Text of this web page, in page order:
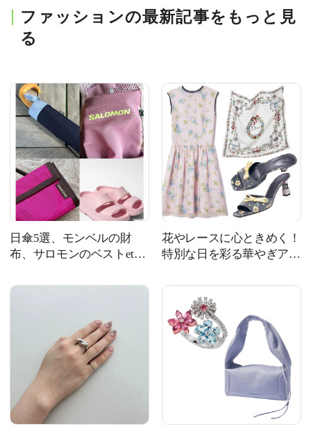
ファッションの最新記事をもっと見
る
日傘5選、モンベルの財
布、サロモンのベストetc.
｜今週の人気記事TOP5
花やレースに心ときめく！
特別な日を彩る華やぎアイ